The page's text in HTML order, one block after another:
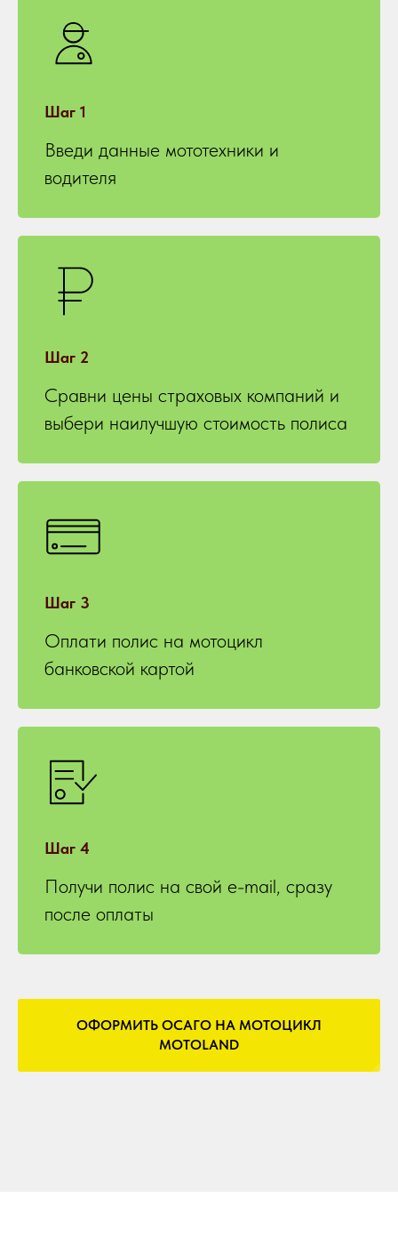
Шаг 1
Введи данные мототехники и
водителя
Шаг 2
Сравни цены страховых компаний и
выбери наилучшую стоимость полиса
Шаг 3
Оплати полис на мотоцикл
банковской картой
Шаг 4
Получи полис на свой e-mail, сразу
после оплаты
ОФОРМИТЬ ОСАГО НА МОТОЦИКЛ
MOTOLAND